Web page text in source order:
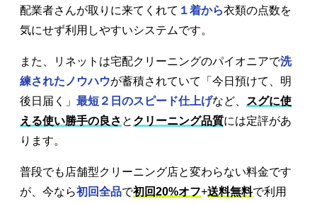
配業者さんが取りに来てくれて １着から衣類の点数を
気にせず利用しやすいシステムです。
また、リネットは宅配クリーニングのパイオニアで洗
練されたノウハウが蓄積されていて「今日預けて、明
後日届く」 最短２日のスピード仕上げなど、
スグに使
える使い勝手の良さ と クリーニング品質には定評があ
ります。
普段でも店舗型クリーニング店と変わらない料金です
が、今なら初回全品で初回20%オフ+送料無料で利用